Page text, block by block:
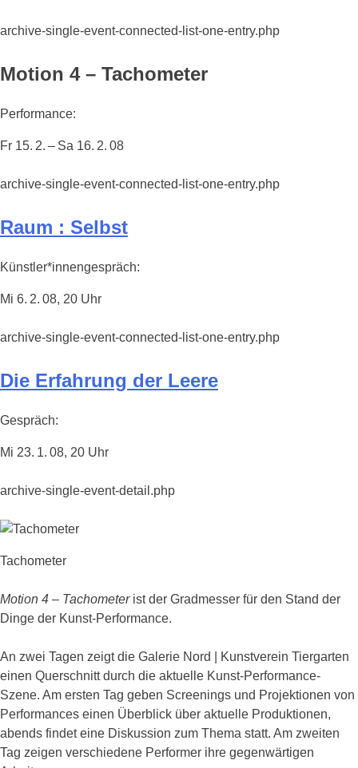
archive-single-event-connected-list-one-entry.php
Motion 4 – Tachometer
Performance:
Fr 15. 2. – Sa 16. 2. 08
archive-single-event-connected-list-one-entry.php
Raum : Selbst
Künstler*innengespräch:
Mi 6. 2. 08, 20 Uhr
archive-single-event-connected-list-one-entry.php
Die Erfahrung der Leere
Gespräch:
Mi 23. 1. 08, 20 Uhr
archive-single-event-detail.php
Tachometer
Motion 4 – Tachometerist der Gradmesser für den Stand der
Dinge der Kunst-Performance.
An zwei Tagen zeigt die Galerie Nord | Kunstverein Tiergarten
einen Querschnitt durch die aktuelle Kunst-Performance-
Szene. Am ersten Tag geben Screenings und Projektionen von
Performances einen Überblick über aktuelle Produktionen,
abends findet eine Diskussion zum Thema statt. Am zweiten
Tag zeigen verschiedene Performer ihre gegenwärtigen